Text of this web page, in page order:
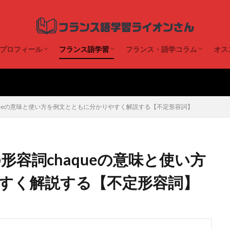
プロフィール
ライオンさん
思考
Twitter
note
フランス語学習
文法
勉強法
表現
フランス・語学コラム
留学
旅行
映画
オス
の意味と使い方を例文とともに分かりやすく解説する【不定形容詞】
容詞chaqueの意味と使い方
く解説する【不定形容詞】